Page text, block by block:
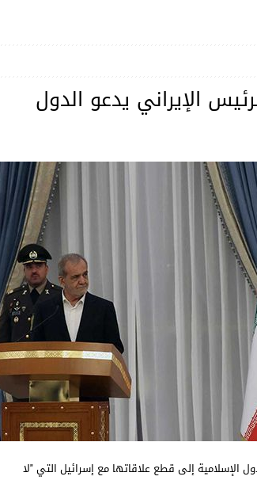
الإيراني يدعو الدول
الإسلامية إلى قطع علاقاتها مع إسرائيل التي "لا